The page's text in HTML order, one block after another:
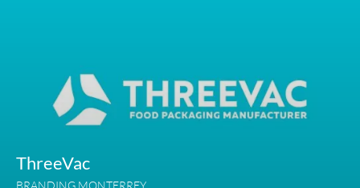
ThreeVac
BRANDING MONTERREY